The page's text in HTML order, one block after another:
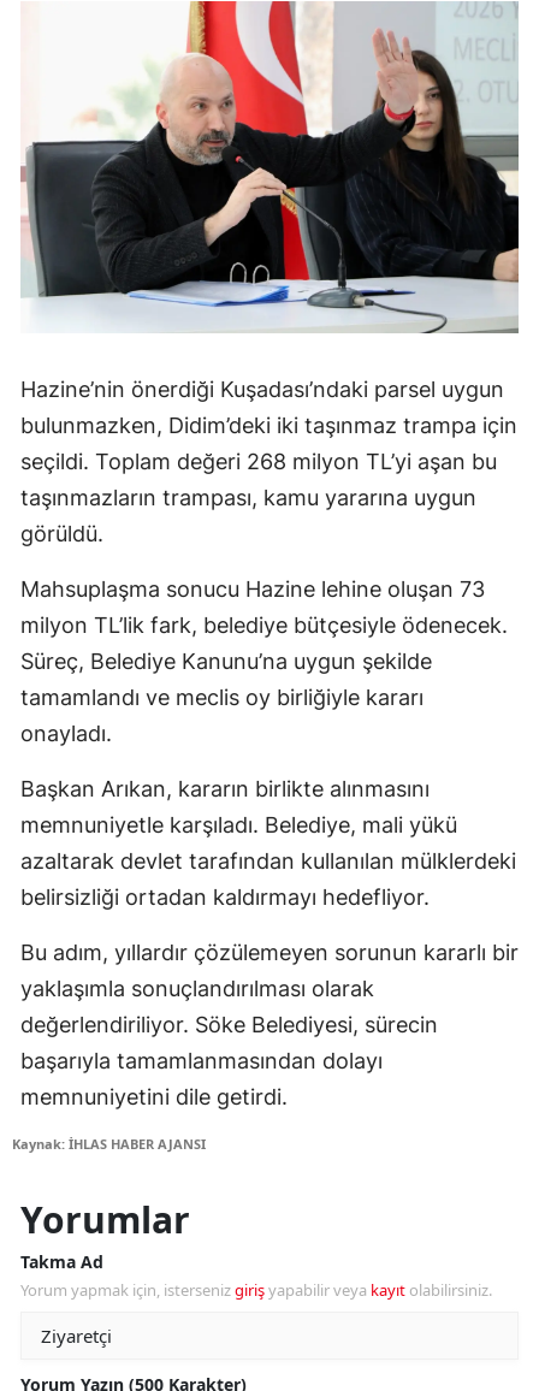
Hazine’nin önerdiği Kuşadası’ndaki parsel uygun
bulunmazken, Didim’deki iki taşınmaz trampa için
seçildi. Toplam değeri 268 milyon TL’yi aşan bu
taşınmazların trampası, kamu yararına uygun
görüldü.
Mahsuplaşma sonucu Hazine lehine oluşan 73
milyon TL’lik fark, belediye bütçesiyle ödenecek.
Süreç, Belediye Kanunu’na uygun şekilde
tamamlandı ve meclis oy birliğiyle kararı
onayladı.
Başkan Arıkan, kararın birlikte alınmasını
memnuniyetle karşıladı. Belediye, mali yükü
azaltarak devlet tarafından kullanılan mülklerdeki
belirsizliği ortadan kaldırmayı hedefliyor.
Bu adım, yıllardır çözülemeyen sorunun kararlı bir
yaklaşımla sonuçlandırılması olarak
değerlendiriliyor. Söke Belediyesi, sürecin
başarıyla tamamlanmasından dolayı
memnuniyetini dile getirdi.
Kaynak: İHLAS HABER AJANSI
Yorumlar
Takma Ad
Yorum yapmak için, istersenizgirişyapabilir veya kayıt olabilirsiniz.
Yorum Yazın (500 Karakter)